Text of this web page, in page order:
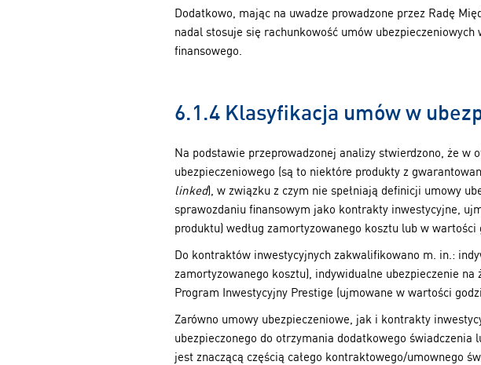
Dodatkowo, mając na uwadze prowadzone przez Radę
nadal stosuje się rachunkowość umów
finansowego.
6.1.4 Klasyfikacja umów w
Na podstawie przeprowadzonej analizy stwierdzono, że
ubezpieczeniowego (są to niektóre produkty z
linked), w związku z czym nie spełniają definicji umowy
sprawozdaniu finansowym jako kontrakty inwestycyjne,
produktu) według zamortyzowanego kosztu lub w wartości
Do kontraktów inwestycyjnych zakwalifikowano m. in.:
zamortyzowanego kosztu), indywidualne ubezpieczenie
Program Inwestycyjny Prestige (ujmowane w wartości
Zarówno umowy ubezpieczeniowe, jak i kontrakty
ubezpieczonego do otrzymania dodatkowego
jest znaczącą częścią całego kontraktowego/umownego